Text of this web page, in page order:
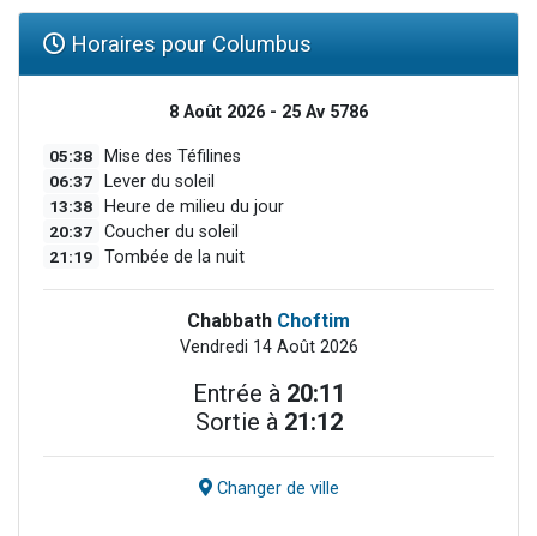
Horaires pour Columbus
8 Août 2026 - 25 Av 5786
05:38 Mise des Téfilines
06:37 Lever du soleil
13:38 Heure de milieu du jour
20:37 Coucher du soleil
21:19 Tombée de la nuit
Chabbath Choftim
Vendredi 14 Août 2026
Entrée à 20:11
Sortie à 21:12
Changer de ville